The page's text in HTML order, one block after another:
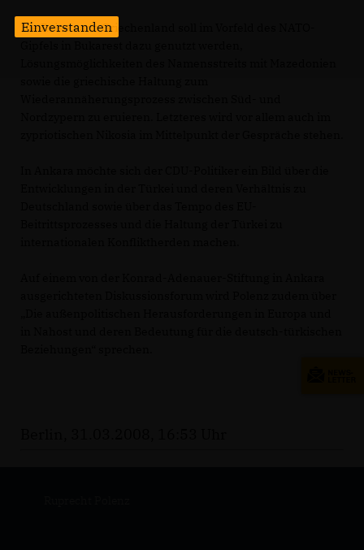
Die Reise nach Griechenland soll im Vorfeld des NATO-
Einverstanden